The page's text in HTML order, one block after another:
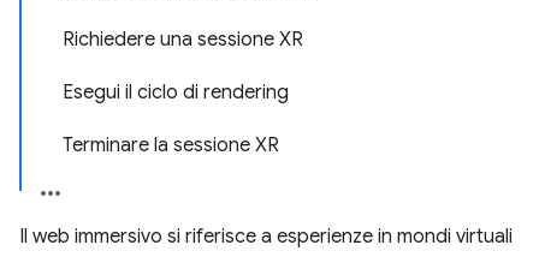
Richiedere una sessione XR
Esegui il ciclo di rendering
Terminare la sessione XR
Il web immersivo si riferisce a esperienze in mondi virtuali